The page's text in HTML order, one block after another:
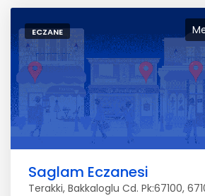
ECZANE
Saglam Eczanesi
Terakki, Bakkaloglu Cd. Pk:67100,